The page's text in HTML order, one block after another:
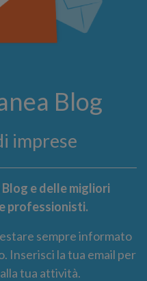
Blog
imprese
Blog e delle migliori
professionisti.
sempre informato
Inserisci la tua email per
tua attività.